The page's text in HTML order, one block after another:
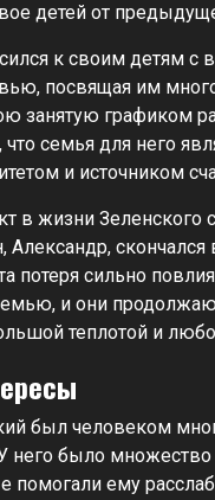
детей от
к своим детям с
посвящая им
занятую графиком
семья для него
и источником
в жизни Зеленского
Александр, скончался
потеря сильно
и они
теплотой и
был человеком
него было множество
помогали ему